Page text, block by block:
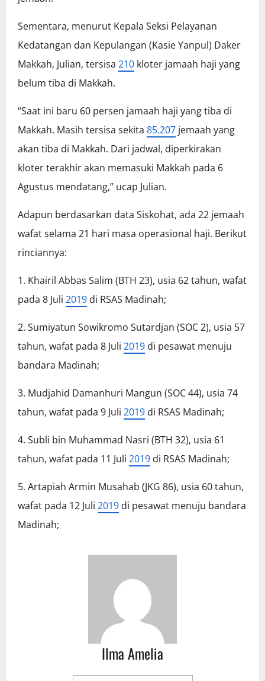
Sementara, menurut Kepala Seksi Pelayanan
Kedatangan dan Kepulangan (Kasie Yanpul) Daker
Makkah, Julian, tersisa 210 kloter jamaah haji yang
belum tiba di Makkah.
“Saat ini baru 60 persen jamaah haji yang tiba di
Makkah. Masih tersisa sekita 85.207 jemaah yang
akan tiba di Makkah. Dari jadwal, diperkirakan
kloter terakhir akan memasuki Makkah pada 6
Agustus mendatang,” ucap Julian.
Adapun berdasarkan data Siskohat, ada 22 jemaah
wafat selama 21 hari masa operasional haji. Berikut
rinciannya:
1. Khairil Abbas Salim (BTH 23), usia 62 tahun, wafat
pada 8 Juli 2019 di RSAS Madinah;
2. Sumiyatun Sowikromo Sutardjan (SOC 2), usia 57
tahun, wafat pada 8 Juli 2019 di pesawat menuju
bandara Madinah;
3. Mudjahid Damanhuri Mangun (SOC 44), usia 74
tahun, wafat pada 9 Juli 2019 di RSAS Madinah;
4. Subli bin Muhammad Nasri (BTH 32), usia 61
tahun, wafat pada 11 Juli 2019 di RSAS Madinah;
5. Artapiah Armin Musahab (JKG 86), usia 60 tahun,
wafat pada 12 Juli 2019 di pesawat menuju bandara
Madinah;
Ilma Amelia